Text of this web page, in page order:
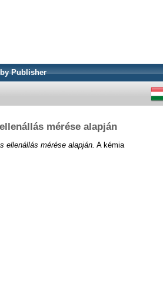
Publisher
mérése alapján
ellenállás mérése alapján. A kémia